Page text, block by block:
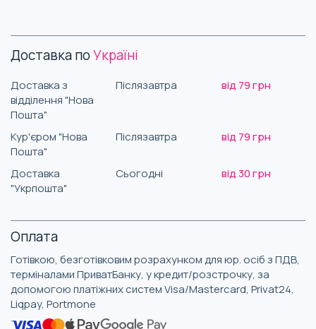
Доставка поУкраїні
Доставка з
відділення "Нова
Пошта"
Післязавтра від 79 грн
Кур'єром "Нова
Пошта"
Післязавтра від 79 грн
Доставка
"Укрпошта"
Сьогодні від 30 грн
Оплата
Готівкою, безготівковим розрахунком для юр. осіб з ПДВ,
терміналами ПриватБанку, у кредит/розстрочку, за
допомогою платіжних систем Visa/Mastercard, Privat24,
Liqpay, Portmone